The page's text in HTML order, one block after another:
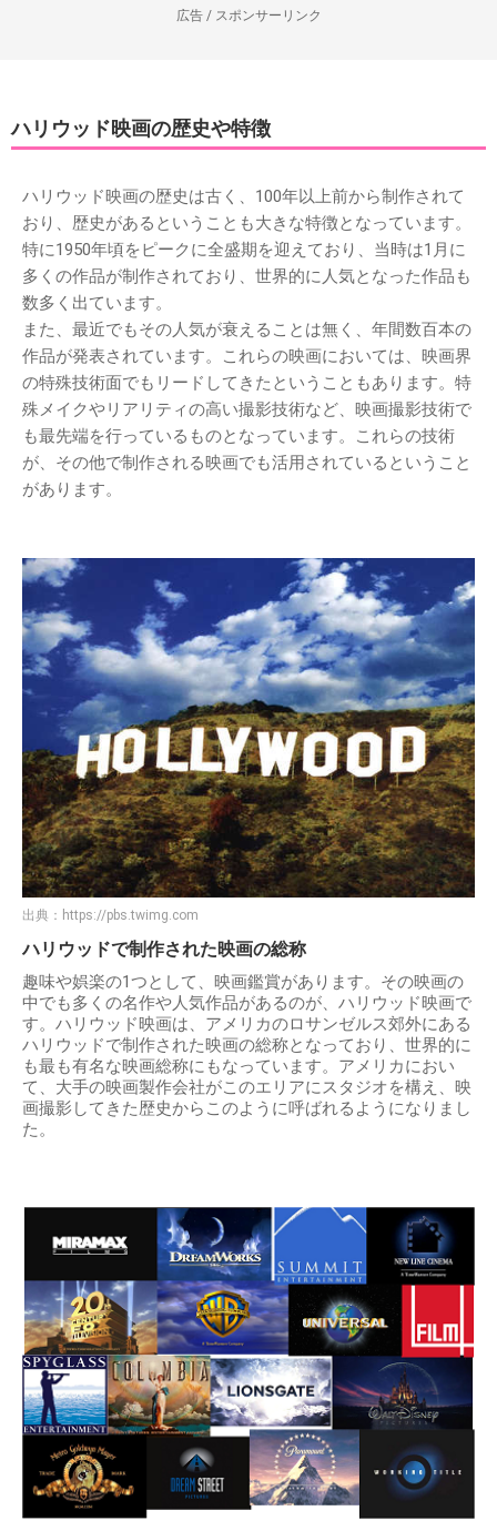
広告 / スポンサーリンク
ハリウッド映画の歴史や特徴
ハリウッド映画の歴史は古く、100年以上前から制作されて
おり、歴史があるということも大きな特徴となっています。
特に1950年頃をピークに全盛期を迎えており、当時は1月に
多くの作品が制作されており、世界的に人気となった作品も
数多く出ています。
また、最近でもその人気が衰えることは無く、年間数百本の
作品が発表されています。これらの映画においては、映画界
の特殊技術面でもリードしてきたということもあります。特
殊メイクやリアリティの高い撮影技術など、映画撮影技術で
も最先端を行っているものとなっています。これらの技術
が、その他で制作される映画でも活用されているということ
があります。
出典： https://pbs.twimg.com
ハリウッドで制作された映画の総称
趣味や娯楽の1つとして、映画鑑賞があります。その映画の
中でも多くの名作や人気作品があるのが、ハリウッド映画で
す。ハリウッド映画は、アメリカのロサンゼルス郊外にある
ハリウッドで制作された映画の総称となっており、世界的に
も最も有名な映画総称にもなっています。アメリカにおい
て、大手の映画製作会社がこのエリアにスタジオを構え、映
画撮影してきた歴史からこのように呼ばれるようになりまし
た。